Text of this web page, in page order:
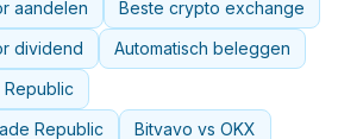
aandelen
Beste crypto exchange
dividend
Automatisch beleggen
Republic
Republic
Bitvavo vs OKX